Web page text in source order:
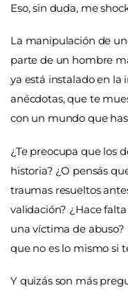
Eso, sin duda, me
La manipulación de
parte de un hombre
ya está instalado en la
anécdotas, que te
con un mundo que
¿Te preocupa que los
historia? ¿O pensás
traumas resueltos
validación? ¿Hace
una víctima de
que no es lo mismo si
Y quizás son más